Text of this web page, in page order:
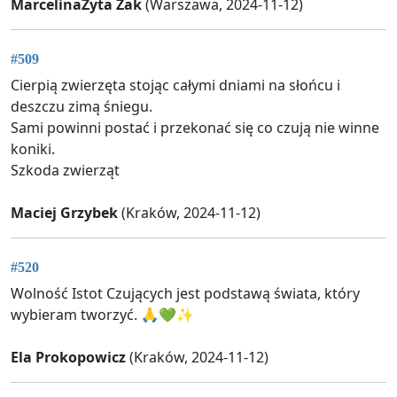
MarcelinaZyta Żak(Warszawa, 2024-11-12)
#509
Cierpią zwierzęta stojąc całymi dniami na słońcu i
deszczu zimą śniegu.
Sami powinni postać i przekonać się co czują nie winne
koniki.
Szkoda zwierząt
Maciej Grzybek(Kraków, 2024-11-12)
#520
Wolność Istot Czujących jest podstawą świata, który
wybieram tworzyć. 🙏💚✨️
Ela Prokopowicz(Kraków, 2024-11-12)